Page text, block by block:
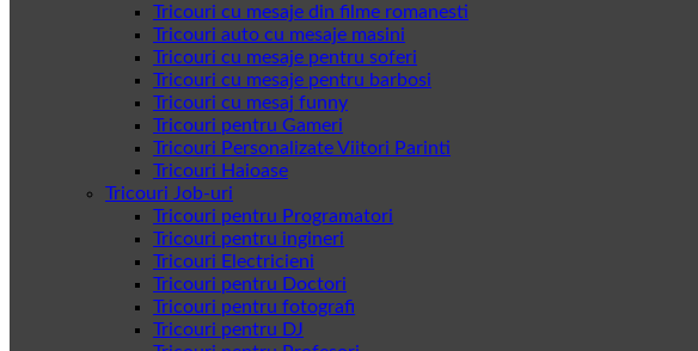
Tricouri cu mesaje din filme romanesti
Tricouri auto cu mesaje masini
Tricouri cu mesaje pentru soferi
Tricouri cu mesaje pentru barbosi
Tricouri cu mesaj funny
Tricouri pentru Gameri
Tricouri Personalizate Viitori Parinti
Tricouri Haioase
Tricouri Job-uri
Tricouri pentru Programatori
Tricouri pentru ingineri
Tricouri Electricieni
Tricouri pentru Doctori
Tricouri pentru fotografi
Tricouri pentru DJ